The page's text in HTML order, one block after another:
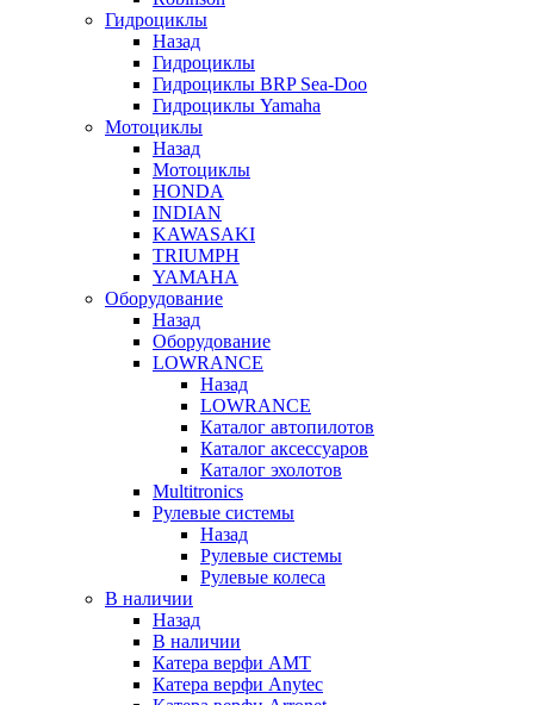
Гидроциклы
Назад
Гидроциклы
Гидроциклы BRP Sea-Doo
Гидроциклы Yamaha
Мотоциклы
Назад
Мотоциклы
HONDA
INDIAN
KAWASAKI
TRIUMPH
YAMAHA
Оборудование
Назад
Оборудование
LOWRANCE
Назад
LOWRANCE
Каталог автопилотов
Каталог аксессуаров
Каталог эхолотов
Multitronics
Рулевые системы
Назад
Рулевые системы
Рулевые колеса
В наличии
Назад
В наличии
Катера верфи AMT
Катера верфи Anytec